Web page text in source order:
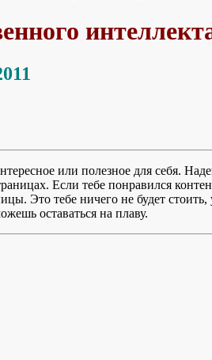
или полезное для себя.
Если тебе понравился
Это тебе ничего не будет
оставаться на плаву.